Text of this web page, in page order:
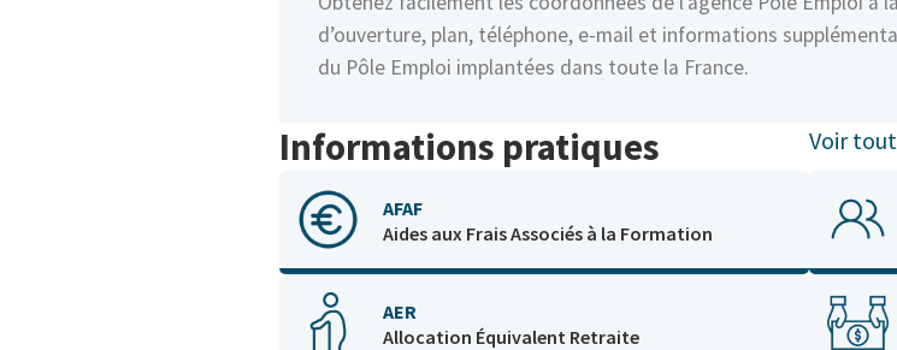
d’ouverture, plan, téléphone, e-mail et informations
du Pôle Emploi implantées dans toute la France.
Informations pratiques Voir
AFAF
Aides aux Frais Associés à la Formation
AER
Allocation Équivalent Retraite